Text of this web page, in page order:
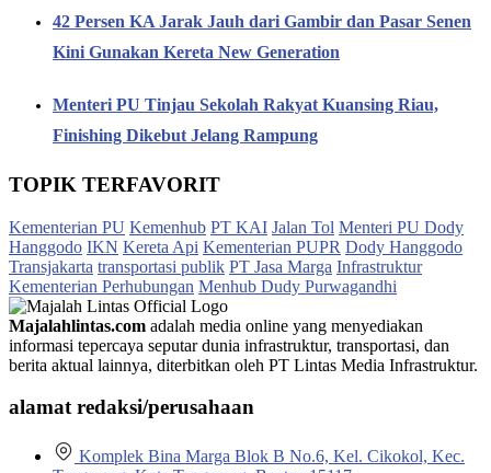
42 Persen KA Jarak Jauh dari Gambir dan Pasar Senen
Kini Gunakan Kereta New Generation
Menteri PU Tinjau Sekolah Rakyat Kuansing Riau,
Finishing Dikebut Jelang Rampung
TOPIK TERFAVORIT
Kementerian PU Kemenhub PT KAI Jalan Tol Menteri PU Dody
Hanggodo IKN Kereta Api Kementerian PUPR Dody Hanggodo
Transjakarta transportasi publik PT Jasa Marga Infrastruktur
Kementerian Perhubungan Menhub Dudy Purwagandhi
Majalahlintas.com adalah media online yang menyediakan
informasi tepercaya seputar dunia infrastruktur, transportasi, dan
berita aktual lainnya, diterbitkan oleh PT Lintas Media Infrastruktur.
alamat redaksi/perusahaan
Komplek Bina Marga Blok B No.6, Kel. Cikokol, Kec.